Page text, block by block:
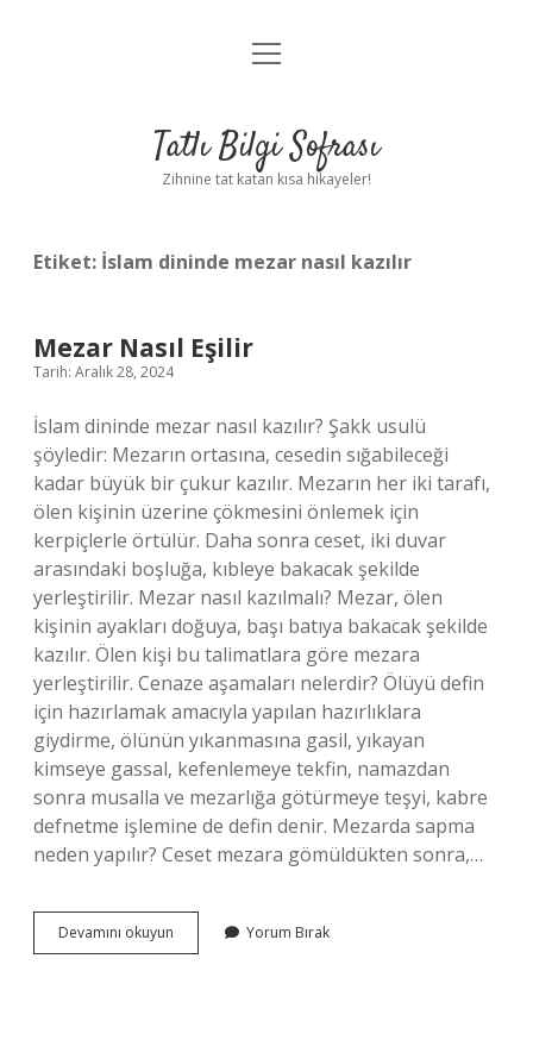
Anasayfa
Yasal Uyarı
menüyü
Tatlı Bilgi Sofrası
Zihnine tat katan kısa hikayeler!
Etiket: İslam dininde mezar nasıl kazılır
Mezar Nasıl Eşilir
Tarih: Aralık 28, 2024
İslam dininde mezar nasıl kazılır? Şakk usulü
şöyledir: Mezarın ortasına, cesedin sığabileceği
kadar büyük bir çukur kazılır. Mezarın her iki tarafı,
ölen kişinin üzerine çökmesini önlemek için
kerpiçlerle örtülür. Daha sonra ceset, iki duvar
arasındaki boşluğa, kıbleye bakacak şekilde
yerleştirilir. Mezar nasıl kazılmalı? Mezar, ölen
kişinin ayakları doğuya, başı batıya bakacak şekilde
kazılır. Ölen kişi bu talimatlara göre mezara
yerleştirilir. Cenaze aşamaları nelerdir? Ölüyü defin
için hazırlamak amacıyla yapılan hazırlıklara
giydirme, ölünün yıkanmasına gasil, yıkayan
kimseye gassal, kefenlemeye tekfin, namazdan
sonra musalla ve mezarlığa götürmeye teşyi, kabre
defnetme işlemine de defin denir. Mezarda sapma
neden yapılır? Ceset mezara gömüldükten sonra,…
Devamını okuyun
Nasıl
Yorum Bırak